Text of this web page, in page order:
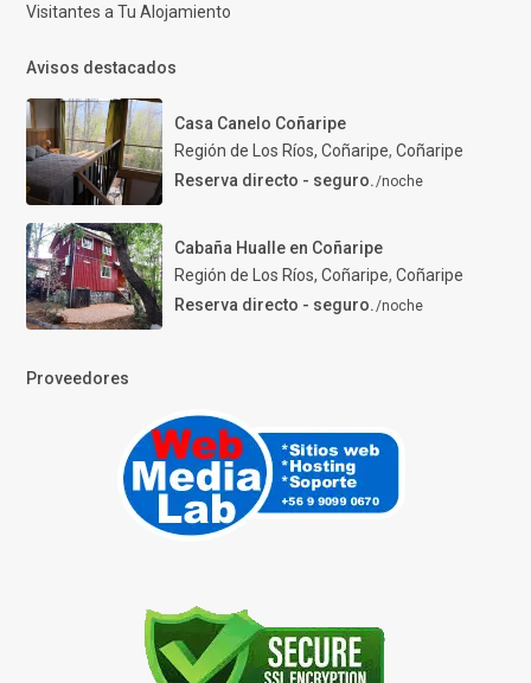
Visitantes a Tu Alojamiento
Avisos destacados
Casa Canelo Coñaripe
Región de Los Ríos, Coñaripe, Coñaripe
Reserva directo - seguro./noche
Cabaña Hualle en Coñaripe
Región de Los Ríos, Coñaripe, Coñaripe
Reserva directo - seguro./noche
Proveedores